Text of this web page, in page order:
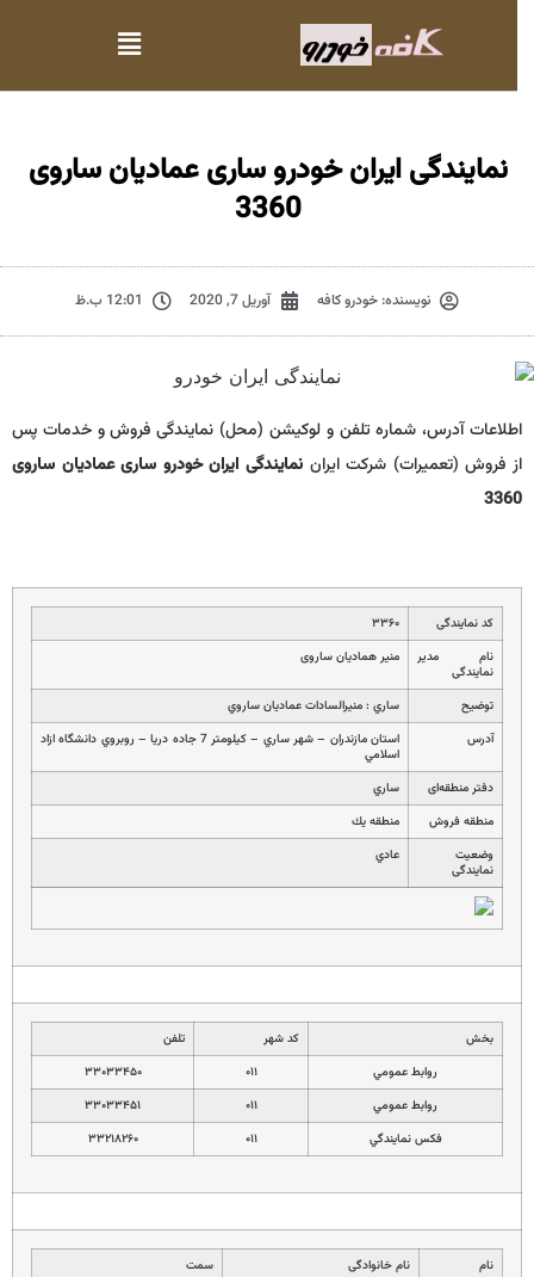
نمایندگی ایران خودرو ساری عمادیان ساروی
3360
نویسنده:خودرو کافه آوریل 7, 2020 12:01 ب.ظ
اطلاعات آدرس، شماره تلفن و لوکیشن (محل) نمایندگی فروش و خدمات پس
از فروش (تعمیرات) شرکت ایراننمایندگی ایران خودرو ساری عمادیان ساروی
3360
کد نمایندگی
۳۳۶۰
نام مدیر
نمایندگی
منير همادیان ساروی
توضیح
ساري : منيرالسادات عماديان ساروي
آدرس
استان مازندران – شهر ساري – كيلومتر 7 جاده دريا – روبروي دانشگاه ازاد
اسلامي
دفتر منطقه‌ای
ساري
منطقه فروش
منطقه يك
وضعیت
نمایندگی
عادي
بخش کد شهر
تلفن
روابط عمومي
۰۱۱
۳۳۰۳۳۴۵۰
روابط عمومي
۰۱۱
۳۳۰۳۳۴۵۱
فكس نمايندگي
۰۱۱ ۳۳۲۱۸۲۶۰
نام نام خانوادگی
سمت